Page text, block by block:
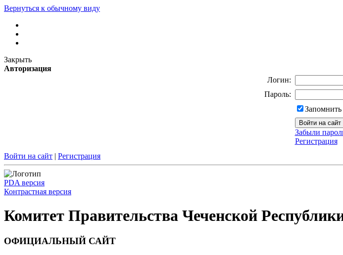
Вернуться к обычному виду
Закрыть
Авторизация
Логин:
Пароль:
Забыли
Регистрация
Войти на сайт | Регистрация
PDA версия
Контрастная версия
Комитет Правительства Чеченской
ОФИЦИАЛЬНЫЙ САЙТ